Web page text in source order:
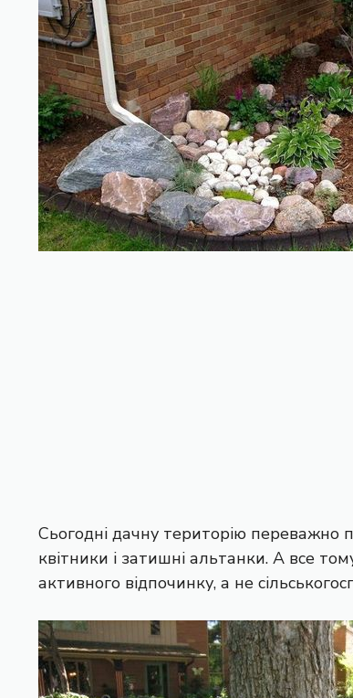
Сьогодні дачну територію переважно
квітники і затишні альтанки. А все
активного відпочинку, а не